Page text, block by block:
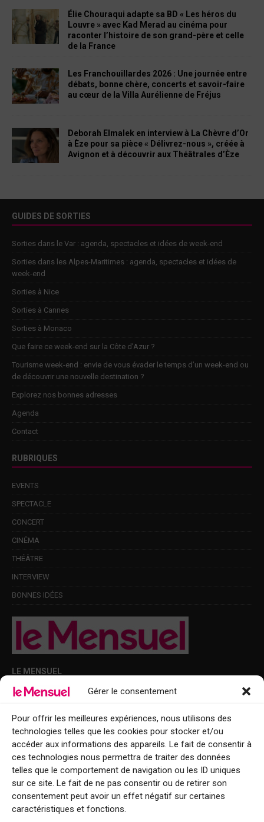
Gérer le consentement
Pour offrir les meilleures expériences, nous utilisons des
technologies telles que les cookies pour stocker et/ou
accéder aux informations des appareils. Le fait de consentir à
ces technologies nous permettra de traiter des données
telles que le comportement de navigation ou les ID uniques
sur ce site. Le fait de ne pas consentir ou de retirer son
consentement peut avoir un effet négatif sur certaines
caractéristiques et fonctions.
Élie Chouraqui adapte sa BD « Les héros du
Louvre » avec Kad Merad au cinéma pour
raconter l’histoire de son grand-père et celle
de la France
Les Franchouillardes 2026 : Une journée entre
débats, bonne chère, concerts et savoir-faire
au cœur de la Villa Aurélienne de Fréjus
Deborah Elmalek en interview à La Chèvre d’Or
à Èze pour sa pièce « Délivrez-nous », créée à
Avignon et à découvrir aux Théâtrales d’Èze
GUIDES DE SORTIES
Sorties dans le Var : agenda, spectacles et idées de week-end
Sorties dans les Alpes-Maritimes : agenda, spectacles et idées de
week-end
Sorties à Nice
Sorties à Cannes
Sorties à Monaco
Que faire ce week-end sur la Côte d’Azur ?
Tourisme week-end : envie de vous évader le temps d’un week-end ou
de découvrir une nouvelle destination ?
Explorez nos bonnes adresses
Agenda
Contact
RUBRIQUES
EVENTS
SPECTACLE
CONCERT
CINÉMA
THÉÂTRE
INTERVIEW
BONNES IDÉES
LE MENSUEL
Points de diffusion Var et Alpes-Maritimes : oû trouver Le Mensuel ?
Le Mensuel en PDF : consultez le magazine en ligne
Qui sommes-nous ?
BFM Top Sorties
EVENT
Tourisme week-end : envie de vous évader le temps d’un week-end ou